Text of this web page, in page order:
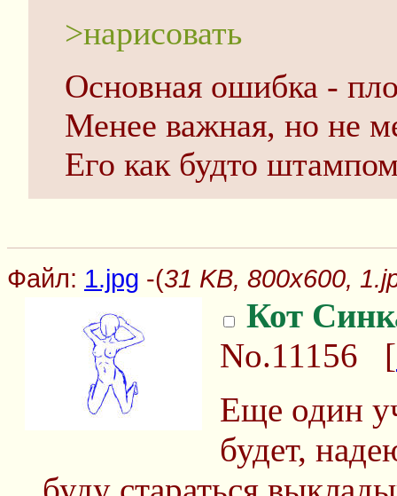
>нарисовать
Основная ошибка -
Менее важная, но не
Его как будто
Файл: 1.jpg -(31 KB, 800x600,
Кот
No.11156 [
Еще один
будет,